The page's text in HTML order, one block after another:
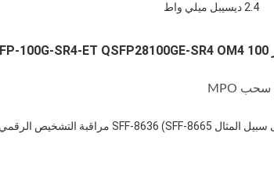
2.4 ديسيبل ميلي واط